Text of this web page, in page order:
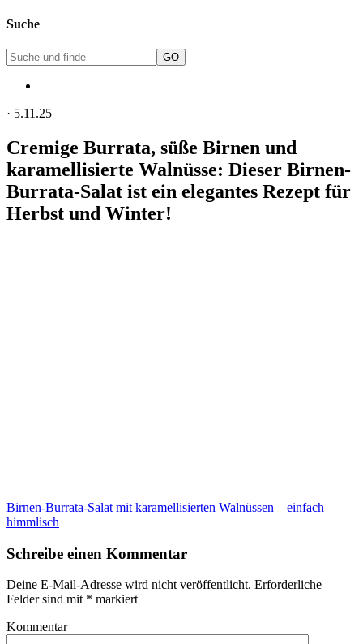
Suche
· 5.11.25
Cremige Burrata, süße Birnen und
karamellisierte Walnüsse: Dieser Birnen-
Burrata-Salat ist ein elegantes Rezept für
Herbst und Winter!
Birnen-Burrata-Salat mit karamellisierten Walnüssen – einfach
himmlisch
Schreibe einen Kommentar
Deine E-Mail-Adresse wird nicht veröffentlicht. Erforderliche
Felder sind mit * markiert
Kommentar